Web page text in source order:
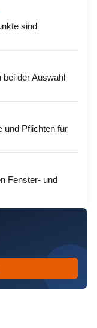
sind
bei der Auswahl
und Pflichten für
Fenster- und